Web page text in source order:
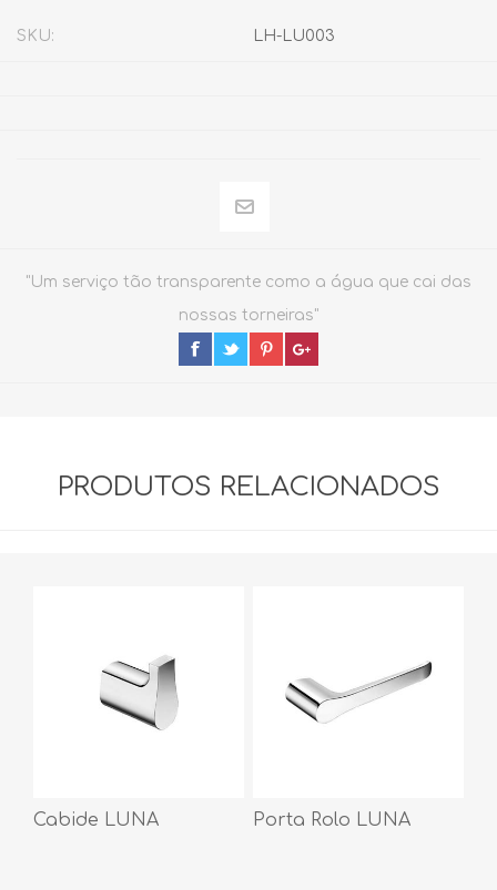
SKU: LH-LU003
"Um serviço tão transparente como a água que cai das
nossas torneiras"
PRODUTOS RELACIONADOS
Cabide LUNA Porta Rolo LUNA